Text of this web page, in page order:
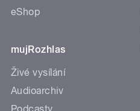
eShop
mujRozhlas
Živé vysílání
Audioarchiv